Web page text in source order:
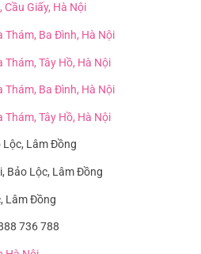
Cầu Giấy, Hà Nội
Thám, Ba Đình, Hà Nội
Thám, Tây Hồ, Hà Nội
Thám, Ba Đình, Hà Nội
Thám, Tây Hồ, Hà Nội
Lộc, Lâm Đồng
Bảo Lộc, Lâm Đồng
Lâm Đồng
736 788